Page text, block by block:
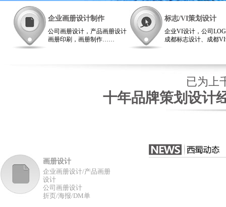
企业画册设计制作
公司画册设计，产品画册设计
画册印刷，画册制作……
标志/VI策划设计
企业VI设计，公司
成都标志设计、成都
雄厚
已为上
十年品牌策划设计
画册设计
企业画册设计/产品画册
设计
公司画册设计
折页/海报/DM单